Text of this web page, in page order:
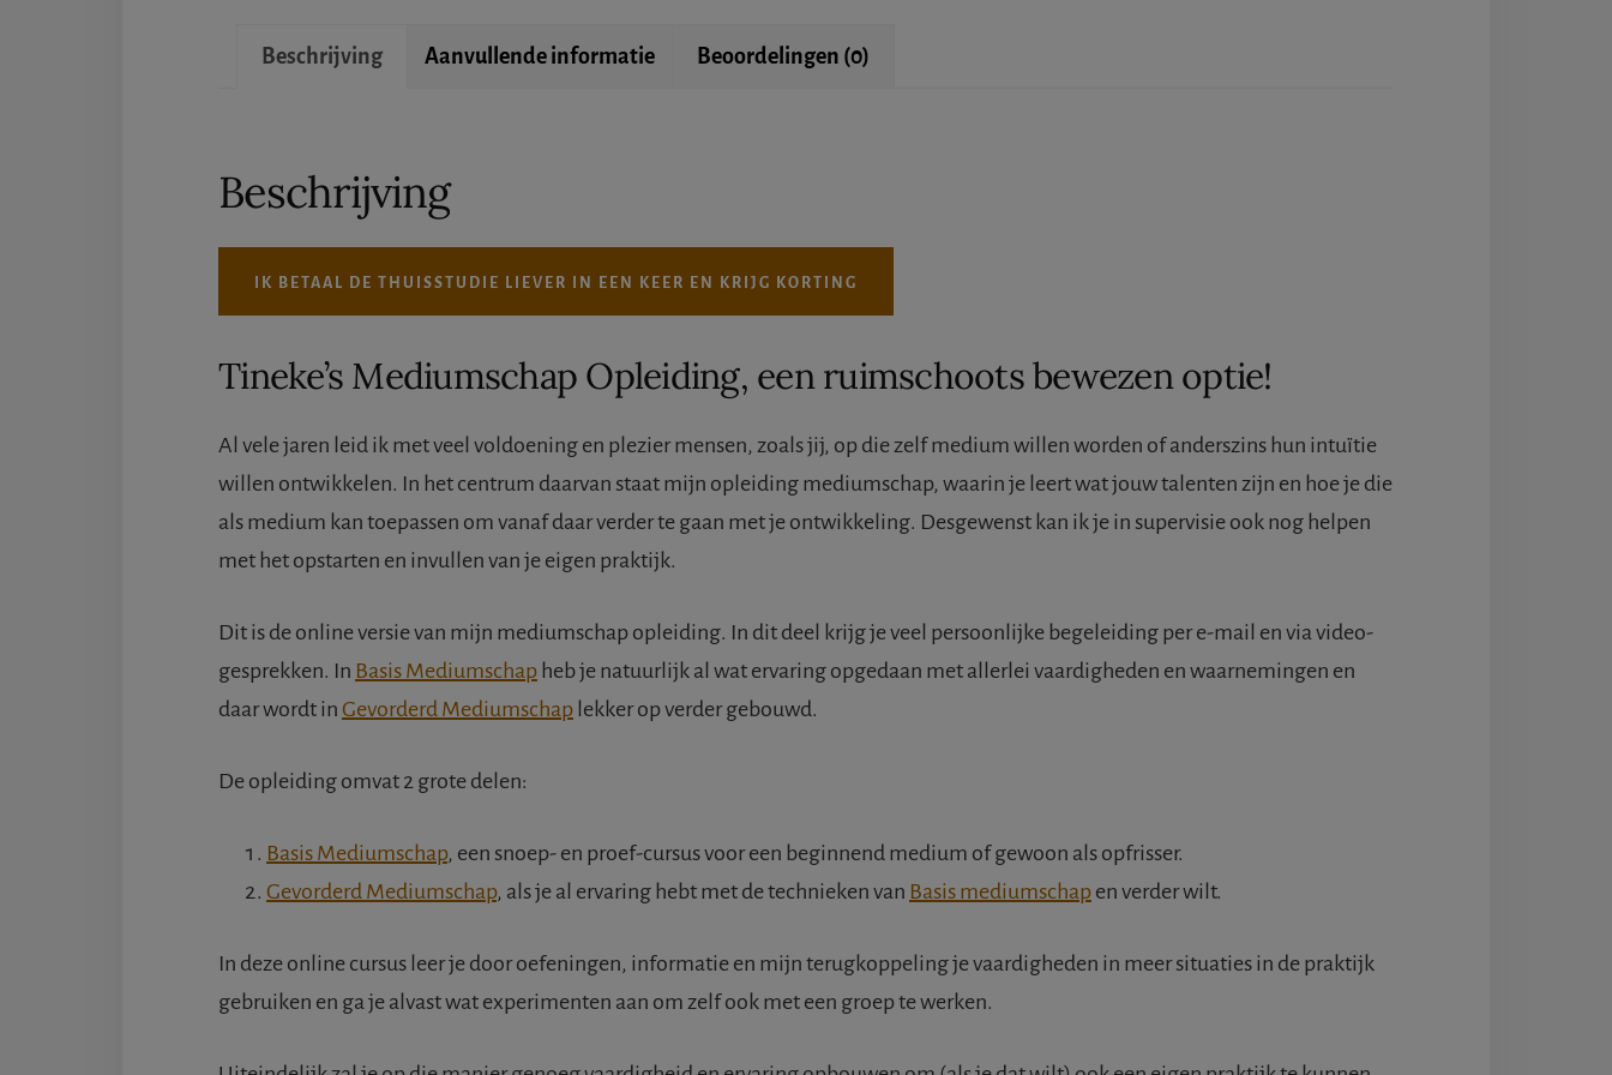
Beschrijving Aanvullende informatie Beoordelingen (0)
Beschrijving
IK BETAAL DE THUISSTUDIE LIEVER IN EEN KEER EN KRIJG KORTING
Tineke’s Mediumschap Opleiding, een ruimschoots bewezen optie!
Al vele jaren leid ik met veel voldoening en plezier mensen, zoals jij, op die zelf medium willen worden of anderszins hun intuïtie
willen ontwikkelen. In het centrum daarvan staat mijn opleiding mediumschap, waarin je leert wat jouw talenten zijn en hoe je die
als medium kan toepassen om vanaf daar verder te gaan met je ontwikkeling. Desgewenst kan ik je in supervisie ook nog helpen
met het opstarten en invullen van je eigen praktijk.
Dit is de online versie van mijn mediumschap opleiding. In dit deel krijg je veel persoonlijke begeleiding per e-mail en via video-
gesprekken. In Basis Mediumschap heb je natuurlijk al wat ervaring opgedaan met allerlei vaardigheden en waarnemingen en
daar wordt in Gevorderd Mediumschap lekker op verder gebouwd.
De opleiding omvat 2 grote delen:
Basis Mediumschap, een snoep- en proef-cursus voor een beginnend medium of gewoon als opfrisser.
Gevorderd Mediumschap, als je al ervaring hebt met de technieken van Basis mediumschap en verder wilt.
In deze online cursus leer je door oefeningen, informatie en mijn terugkoppeling je vaardigheden in meer situaties in de praktijk
gebruiken en ga je alvast wat experimenten aan om zelf ook met een groep te werken.